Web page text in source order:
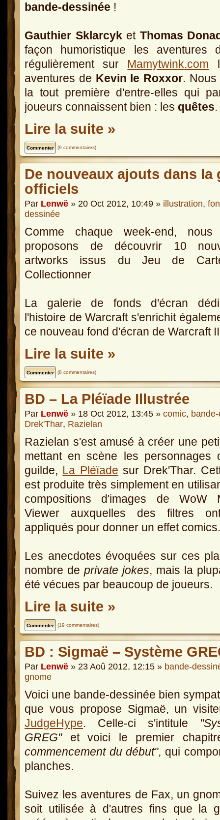
bande-dessinée !
Gauthier Sklarcyket Thomas
façon humoristique les aventures
régulièrement sur Mamytwink.com
aventures de Kevin le Roxxor.
la tout première d'entre-elles qui
joueurs connaissent bien : les quêtes.
Lire la suite »
(9 commentaires)
De nouveaux ajouts dans la
officiels
Par Lenwë » 20 Oct 2012, 10:49 » illustration,
dessinée
Comme chaque week-end, nous
proposons de découvrir 10
artworks issus du Jeu de
Collectionner
La galerie de fonds d'écran
l'histoire de Warcraft s'enrichit
ce nouveau fond d'écran de Warcraft
Lire la suite »
(8 commentaires)
BD – La Pléïade Illustrée
Par Lenwë » 18 Oct 2012, 13:45 » comic,
Drek'Thar, Razielan
Razielan s'est amusé à créer une
mettant en scène les personnages
guilde, La Pléïade sur Drek'Thar.
est produite très simplement en
compositions d'images de WoW
Viewer auxquelles des filtres
appliqués pour donner un effet comics.
Les anecdotes évoquées sur ces
nombre de private jokes, mais la
été vécues par beaucoup de joueurs.
Lire la suite »
(19 commentaires)
BD : Sigmaë – Système
Par Lenwë » 23 Aoû 2012, 12:15 » bande-
gnome
Voici une bande-dessinée bien
que vous propose Sigmaë, un
JudgeHype. Celle-ci s'intitule
GREG"et voici le premier
commencement du début", qui
planches.
Suivez les aventures de Fax, un
soit utilisée à d'autres fins que la